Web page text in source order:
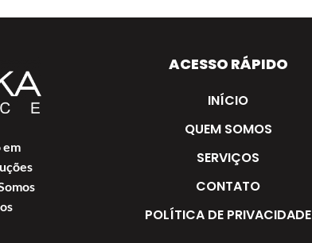
em
ACESSO RÁPIDO
INÍCIO
QUEM SOMOS
SERVIÇOS
CONTATO
POLÍTICA DE PRIVACIDADE